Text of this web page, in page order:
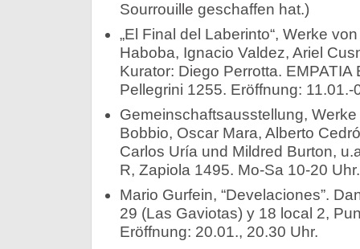
Sourrouille geschaffen hat.)
„El Final del Laberinto“, Werke
Haboba, Ignacio Valdez, Ariel
Kurator: Diego Perrotta. EMPATIA
Pellegrini 1255. Eröffnung: 11.01.-
Gemeinschaftsausstellung,
Bobbio, Oscar Mara, Alberto
Carlos Uría und Mildred Burton,
R, Zapiola 1495. Mo-Sa 10-20
Mario Gurfein, “Develaciones”.
29 (Las Gaviotas) y 18 local 2,
Eröffnung: 20.01., 20.30 Uhr.